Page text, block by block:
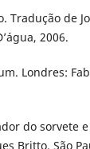
Tradução de
2006.
Londres:
do sorvete
Britto. São